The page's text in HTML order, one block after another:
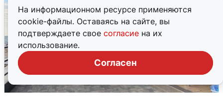
На информационном ресурсе применяются
cookie-файлы. Оставаясь на сайте, вы
подтверждаете свое согласие на их
использование.
Согласен